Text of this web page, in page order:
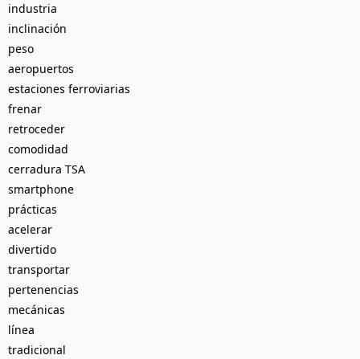
industria
inclinación
peso
aeropuertos
estaciones ferroviarias
frenar
retroceder
comodidad
cerradura TSA
smartphone
prácticas
acelerar
divertido
transportar
pertenencias
mecánicas
línea
tradicional